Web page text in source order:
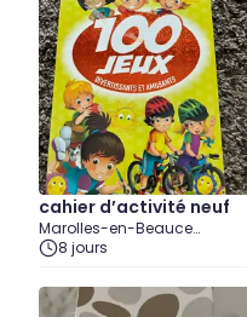
cahier d’activité neuf
Marolles-en-Beauce
(Essonne)
8 jours